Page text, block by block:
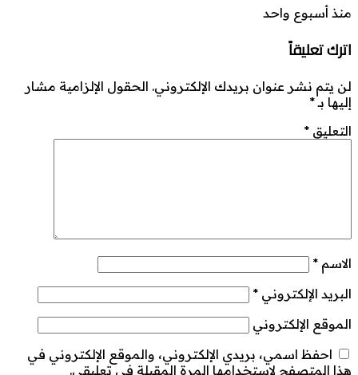
منذ أسبوع واحد
اترك تعليقاً
لن يتم نشر عنوان بريدك الإلكتروني. الحقول الإلزامية مشار
إليها بـ*
التعليق *
الاسم *
البريد الإلكتروني *
الموقع الإلكتروني
احفظ اسمي، بريدي الإلكتروني، والموقع الإلكتروني في
هذا المتصفح لاستخدامها المرة المقبلة في تعليقي.